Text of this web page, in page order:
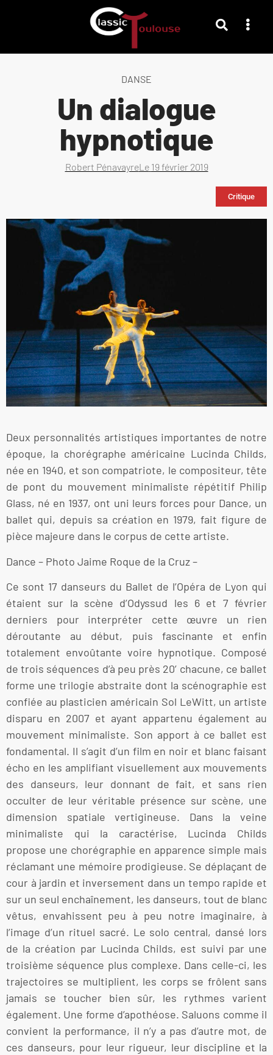
DANSE
Un dialogue
hypnotique
Robert PénavayreLe 19 février 2019
Critique
Deux personnalités artistiques importantes de notre
époque, la chorégraphe américaine Lucinda Childs,
née en 1940, et son compatriote, le compositeur, tête
de pont du mouvement minimaliste répétitif Philip
Glass, né en 1937, ont uni leurs forces pour Dance, un
ballet qui, depuis sa création en 1979, fait figure de
pièce majeure dans le corpus de cette artiste.
Dance – Photo Jaime Roque de la Cruz –
Ce sont 17 danseurs du Ballet de l’Opéra de Lyon qui
étaient sur la scène d’Odyssud les 6 et 7 février
derniers pour interpréter cette œuvre un rien
déroutante au début, puis fascinante et enfin
totalement envoûtante voire hypnotique. Composé
de trois séquences d’à peu près 20’ chacune, ce ballet
forme une trilogie abstraite dont la scénographie est
confiée au plasticien américain Sol LeWitt, un artiste
disparu en 2007 et ayant appartenu également au
mouvement minimaliste. Son apport à ce ballet est
fondamental. Il s’agit d’un film en noir et blanc faisant
écho en les amplifiant visuellement aux mouvements
des danseurs, leur donnant de fait, et sans rien
occulter de leur véritable présence sur scène, une
dimension spatiale vertigineuse. Dans la veine
minimaliste qui la caractérise, Lucinda Childs
propose une chorégraphie en apparence simple mais
réclamant une mémoire prodigieuse. Se déplaçant de
cour à jardin et inversement dans un tempo rapide et
sur un seul enchaînement, les danseurs, tout de blanc
vêtus, envahissent peu à peu notre imaginaire, à
l’image d’un rituel sacré. Le solo central, dansé lors
de la création par Lucinda Childs, est suivi par une
troisième séquence plus complexe. Dans celle-ci, les
trajectoires se multiplient, les corps se frôlent sans
jamais se toucher bien sûr, les rythmes varient
également. Une forme d’apothéose. Saluons comme il
convient la performance, il n’y a pas d’autre mot, de
ces danseurs, pour leur rigueur, leur discipline et la